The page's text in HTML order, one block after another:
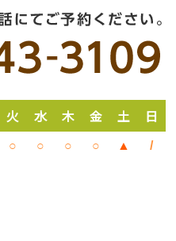
火 水 木 金 土 日
○ ○ ○ ○ ▲ /